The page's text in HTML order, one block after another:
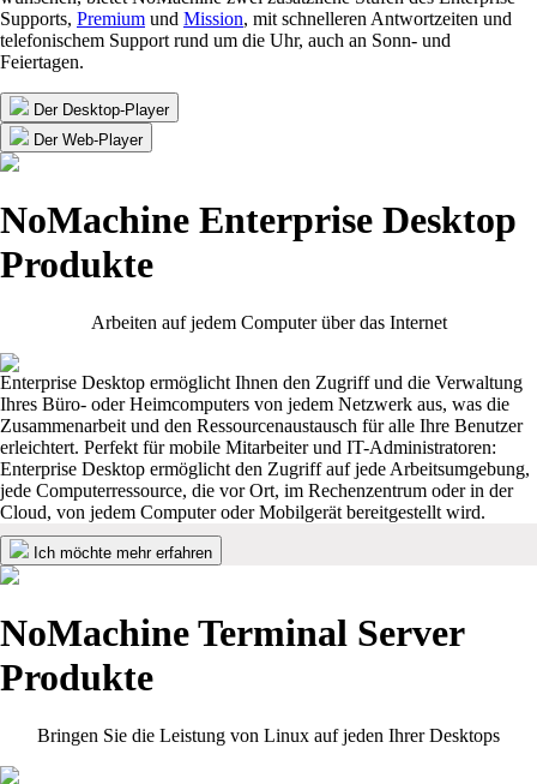
Supports, Premium und Mission, mit schnelleren Antwortzeiten und
telefonischem Support rund um die Uhr, auch an Sonn- und
Feiertagen.
Der Desktop-Player
Der Web-Player
NoMachine Enterprise Desktop
Produkte
Arbeiten auf jedem Computer über das Internet
Enterprise Desktop ermöglicht Ihnen den Zugriff und die Verwaltung
Ihres Büro- oder Heimcomputers von jedem Netzwerk aus, was die
Zusammenarbeit und den Ressourcenaustausch für alle Ihre Benutzer
erleichtert. Perfekt für mobile Mitarbeiter und IT-Administratoren:
Enterprise Desktop ermöglicht den Zugriff auf jede Arbeitsumgebung,
jede Computerressource, die vor Ort, im Rechenzentrum oder in der
Cloud, von jedem Computer oder Mobilgerät bereitgestellt wird.
Ich möchte mehr erfahren
NoMachine Terminal Server
Produkte
Bringen Sie die Leistung von Linux auf jeden Ihrer Desktops